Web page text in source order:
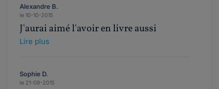
Alexandre B.
le 10-10-2015
J'aurai aimé l'avoir en livre aussi
Lire plus
Sophie D.
le 21-09-2015